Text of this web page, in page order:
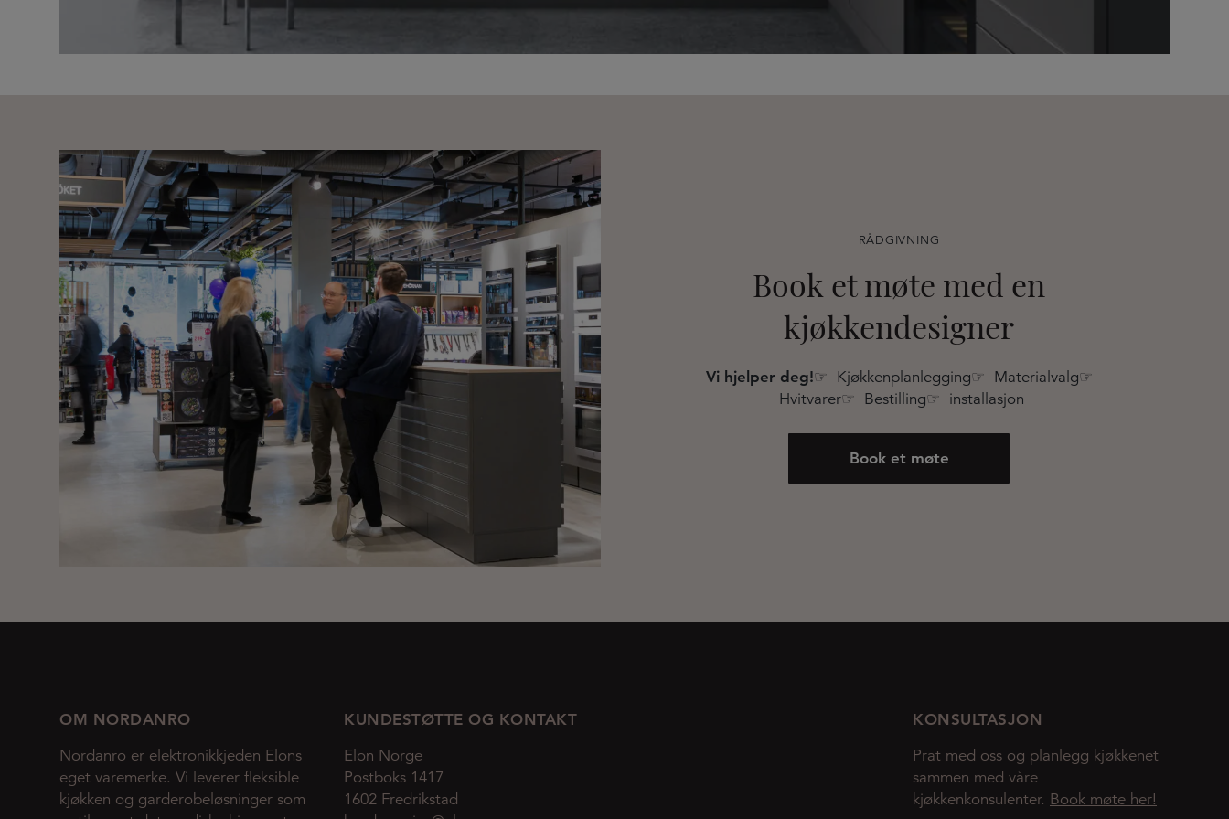
RÅDGIVNING
Book et møte med en
kjøkkendesigner
Vi hjelper deg!☞ Kjøkkenplanlegging☞ Materialvalg☞
Hvitvarer☞ Bestilling☞ installasjon
Book et møte
OM NORDANRO
Nordanro er elektronikkjeden Elons
eget varemerke. Vi leverer fleksible
kjøkken og garderobeløsninger som
KUNDESTØTTE OG KONTAKT
Elon Norge
Postboks 1417
1602 Fredrikstad
KONSULTASJON
Prat med oss og planlegg kjøkkenet
sammen med våre
kjøkkenkonsulenter. Book møte her!